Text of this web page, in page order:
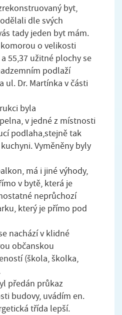
byt,
dle svých
tady jeden byt mám.
o velikosti
55,37 užitné plochy se
podlaží
ul. Dr. Martínka v části
byla
v jedné z místnosti
podlaha,stejně tak
Vyměněny byly
má i jiné výhody,
v bytě, která je
neprůchozí
který je přímo pod
nachází v klidné
občanskou
(škola, školka,
předán průkaz
budovy, uvádím en.
třída lepší.